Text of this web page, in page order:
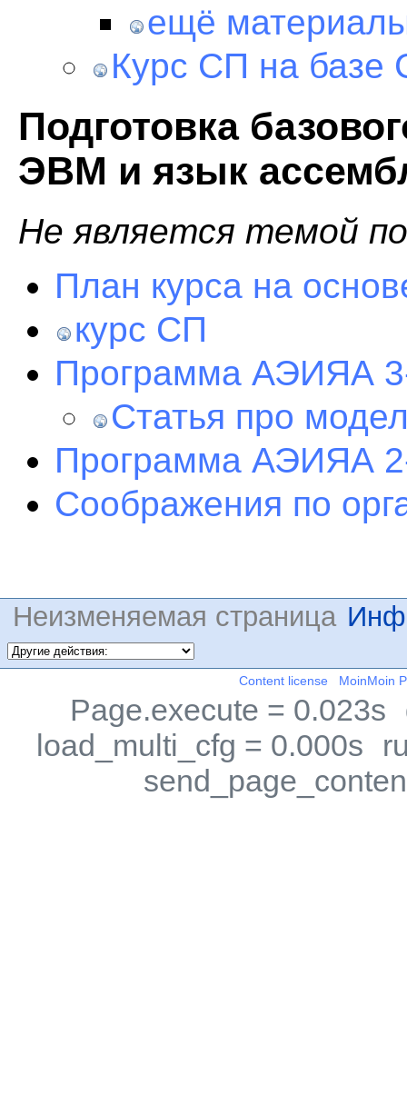
ещё
Курс СП на базе
Подготовка
ЭВМ и язык
Не является темой
План курса на
курс СП
Программа АЭИЯА 3-
Статья про
Программа АЭИЯА 2-
Соображения по
Неизменяемая страница
Content license MoinMoin
Page.execute = 0.023s
load_multi_cfg = 0.000s